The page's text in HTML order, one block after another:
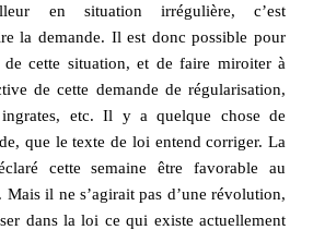
en situation irrégulière, c’est
la demande. Il est donc possible pour
de cette situation, et de faire miroiter à
de cette demande de régularisation,
etc. Il y a quelque chose de
que le texte de loi entend corriger. La
cette semaine être favorable au
il ne s’agirait pas d’une révolution,
dans la loi ce qui existe actuellement